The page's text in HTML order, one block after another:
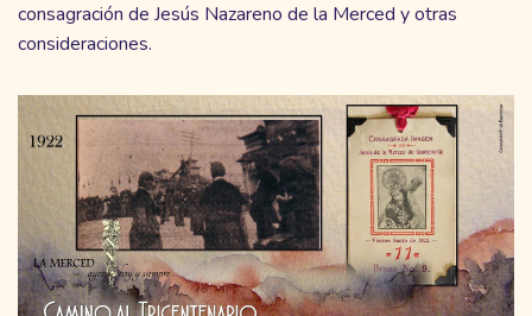
consagración de Jesús Nazareno de la Merced y otras
consideraciones.